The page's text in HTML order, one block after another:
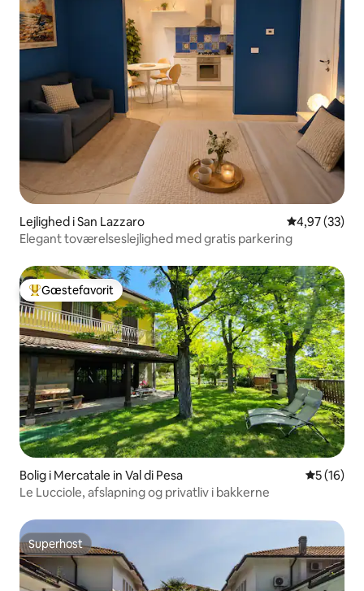
Lejlighed i San Lazzaro 4,97 ud af 5 i
4,97 (33)
Elegant toværelseslejlighed med gratis parkering
Bedste gæstefavorit
Gæstefavorit
Bolig i Mercatale in Val di Pesa 5 ud af 5 i
5 (16)
Le Lucciole, afslapning og privatliv i bakkerne
Superhost
Superhost